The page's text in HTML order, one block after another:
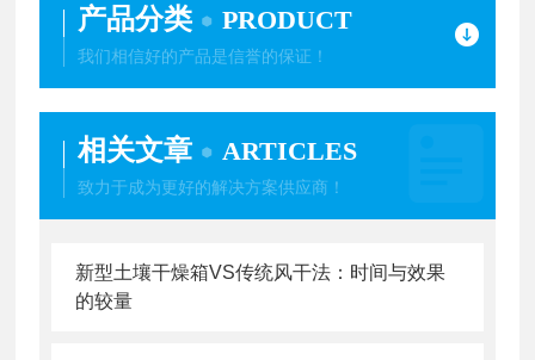
产品分类 PRODUCT
我们相信好的产品是信誉的保证！
相关文章 ARTICLES
致力于成为更好的解决方案供应商！
新型土壤干燥箱VS传统风干法：时间与效果
的较量